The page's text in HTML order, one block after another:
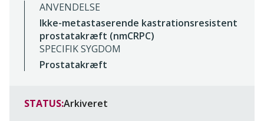
ANVENDELSE
Ikke-metastaserende kastrationsresistent
prostatakræft (nmCRPC)
SPECIFIK SYGDOM
Prostatakræft
STATUS:Arkiveret